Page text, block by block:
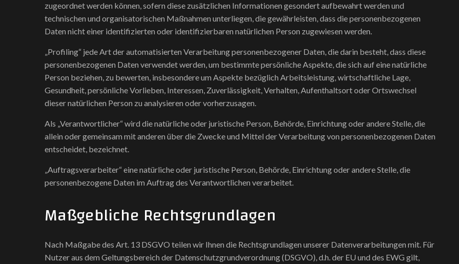
zugeordnet werden können, sofern diese zusätzlichen Informationen gesondert aufbewahrt werden und
technischen und organisatorischen Maßnahmen unterliegen, die gewährleisten, dass die personenbezogenen
Daten nicht einer identifizierten oder identifizierbaren natürlichen Person zugewiesen werden.
„Profiling“ jede Art der automatisierten Verarbeitung personenbezogener Daten, die darin besteht, dass diese
personenbezogenen Daten verwendet werden, um bestimmte persönliche Aspekte, die sich auf eine natürliche
Person beziehen, zu bewerten, insbesondere um Aspekte bezüglich Arbeitsleistung, wirtschaftliche Lage,
Gesundheit, persönliche Vorlieben, Interessen, Zuverlässigkeit, Verhalten, Aufenthaltsort oder Ortswechsel
dieser natürlichen Person zu analysieren oder vorherzusagen.
Als „Verantwortlicher“ wird die natürliche oder juristische Person, Behörde, Einrichtung oder andere Stelle, die
allein oder gemeinsam mit anderen über die Zwecke und Mittel der Verarbeitung von personenbezogenen Daten
entscheidet, bezeichnet.
„Auftragsverarbeiter“ eine natürliche oder juristische Person, Behörde, Einrichtung oder andere Stelle, die
personenbezogene Daten im Auftrag des Verantwortlichen verarbeitet.
Maßgebliche Rechtsgrundlagen
Nach Maßgabe des Art. 13 DSGVO teilen wir Ihnen die Rechtsgrundlagen unserer Datenverarbeitungen mit. Für
Nutzer aus dem Geltungsbereich der Datenschutzgrundverordnung (DSGVO), d.h. der EU und des EWG gilt,